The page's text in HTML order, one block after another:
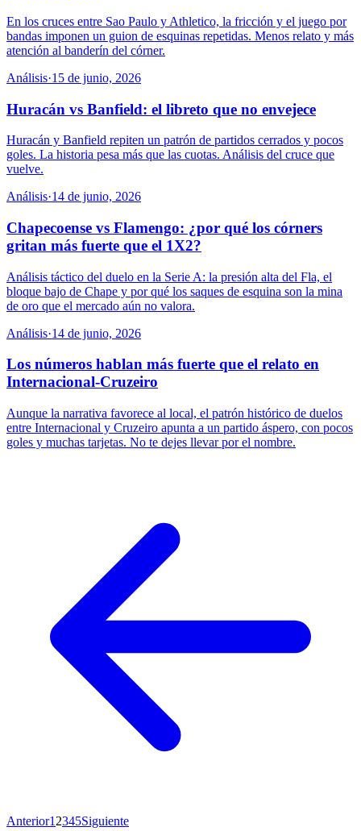
En los cruces entre Sao Paulo y Athletico, la fricción y el juego por
bandas imponen un guion de esquinas repetidas. Menos relato y más
atención al banderín del córner.
Análisis·15 de junio, 2026
Huracán vs Banfield: el libreto que no envejece
Huracán y Banfield repiten un patrón de partidos cerrados y pocos
goles. La historia pesa más que las cuotas. Análisis del cruce que
vuelve.
Análisis·14 de junio, 2026
Chapecoense vs Flamengo: ¿por qué los córners
gritan más fuerte que el 1X2?
Análisis táctico del duelo en la Serie A: la presión alta del Fla, el
bloque bajo de Chape y por qué los saques de esquina son la mina
de oro que el mercado aún no valora.
Análisis·14 de junio, 2026
Los números hablan más fuerte que el relato en
Internacional-Cruzeiro
Aunque la narrativa favorece al local, el patrón histórico de duelos
entre Internacional y Cruzeiro apunta a un partido áspero, con pocos
goles y muchas tarjetas. No te dejes llevar por el nombre.
Anterior1 2345Siguiente